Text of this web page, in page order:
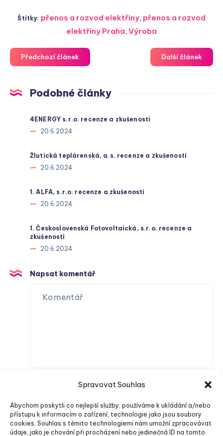
Spravovat Souhlas
Abychom poskytli co nejlepší služby, používáme k ukládání a/nebo
přístupu k informacím o zařízení, technologie jako jsou soubory
cookies. Souhlas s těmito technologiemi nám umožní zpracovávat
údaje, jako je chování při procházení nebo jedinečná ID na tomto
Štítky: přenos a rozvod elektřiny, přenos a rozvod
elektřiny Praha, Výroba
Předchozí článek Další článek
Podobné články
4ENERGY s.r.o. recenze a zkušenosti
20.6.2024
Žlutická teplárenská, a.s. recenze a zkušenosti
20.6.2024
1. ALFA, s.r.o. recenze a zkušenosti
20.6.2024
1. Československá Fotovoltaická, s.r.o. recenze a
zkušenosti
20.6.2024
Napsat komentář